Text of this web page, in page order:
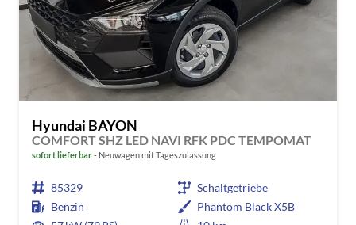
Hyundai BAYON
COMFORT SHZ LED NAVI RFK PDC TEMPOMAT
sofort lieferbar Neuwagen mit Tageszulassung
85329
Schaltgetriebe
Benzin
Phantom Black X5B